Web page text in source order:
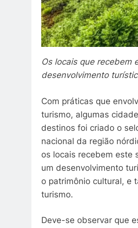
Os locais que recebem
desenvolvimento
Com práticas que
turismo, algumas
destinos foi criado o
nacional da região
os locais recebem este
um desenvolvimento
o patrimônio cultural, e
turismo.
Deve-se observar que